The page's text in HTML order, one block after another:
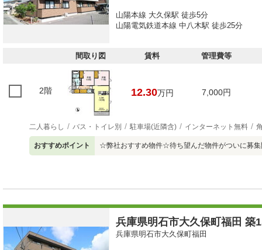
山陽本線 大久保駅 徒歩5分
山陽電気鉄道本線 中八木駅 徒歩25分
間取り図 賃料 管理費等
2階 12.30万円 7,000円
二人暮らし バス・トイレ別 駐車場(近隣含) インターネット無料
おすすめポイント ☆弊社おすすめ物件☆待ち望んだ物件がついに募集
兵庫県明石市大久保町福田 築
兵庫県明石市大久保町福田